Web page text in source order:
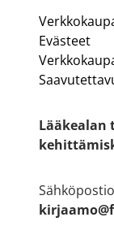
Evästeet
Lääkealan